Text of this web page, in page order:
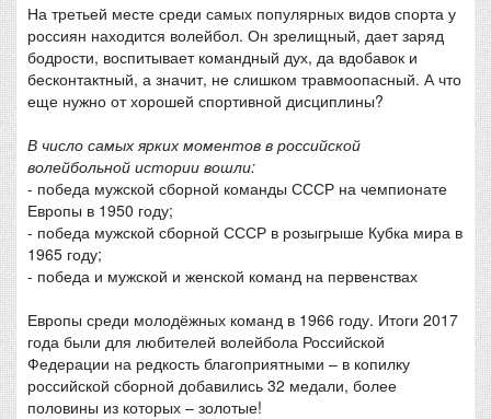
На третьей месте среди самых популярных видов спорта у
россиян находится волейбол. Он зрелищный, дает заряд
бодрости, воспитывает командный дух, да вдобавок и
бесконтактный, а значит, не слишком травмоопасный. А что
еще нужно от хорошей спортивной дисциплины?
В число самых ярких моментов в российской
волейбольной истории вошли:
- победа мужской сборной команды СССР на чемпионате
Европы в 1950 году;
- победа мужской сборной СССР в розыгрыше Кубка мира в
1965 году;
- победа и мужской и женской команд на первенствах
Европы среди молодёжных команд в 1966 году. Итоги 2017
года были для любителей волейбола Российской
Федерации на редкость благоприятными – в копилку
российской сборной добавились 32 медали, более
половины из которых – золотые!